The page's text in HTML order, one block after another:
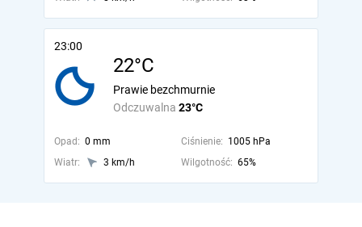
23:00
22°C
Odczuwalna 23°C
Prawie bezchmurnie
Opad: 0 mm Ciśnienie: 1005 hPa
Wiatr:
3 km/h Wilgotność: 65%